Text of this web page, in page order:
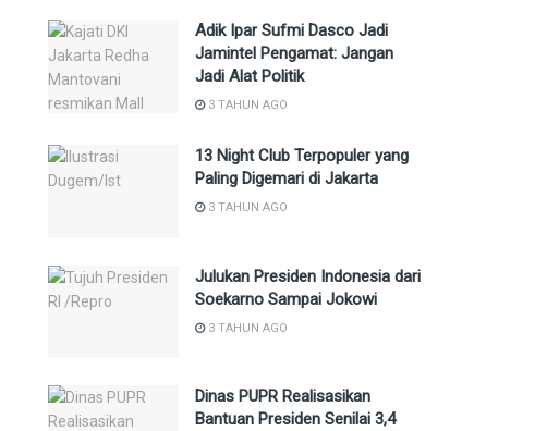
Adik Ipar Sufmi Dasco Jadi
Jamintel Pengamat: Jangan
Jadi Alat Politik
3 TAHUN AGO
13 Night Club Terpopuler yang
Paling Digemari di Jakarta
3 TAHUN AGO
Julukan Presiden Indonesia dari
Soekarno Sampai Jokowi
3 TAHUN AGO
Dinas PUPR Realisasikan
Bantuan Presiden Senilai 3,4